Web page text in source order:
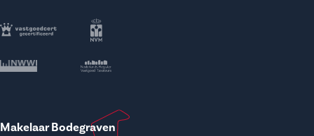
Makelaar Bodegraven